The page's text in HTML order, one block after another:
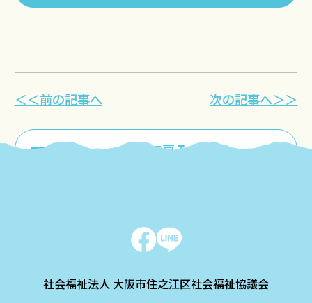
＜＜前の記事へ
一覧に戻る
次の記事へ＞＞
社会福祉法人 大阪市住之江区社会福祉協議会